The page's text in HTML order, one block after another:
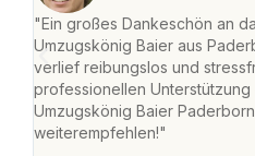
"Ein großes Dankeschön an
Umzugskönig Baier aus
verlief reibungslos und
professionellen Unterstützung
Umzugskönig Baier
weiterempfehlen!"